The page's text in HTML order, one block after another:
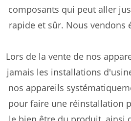
composants qui peut aller
rapide et sûr. Nous vendons
Lors de la vente de nos
jamais les installations
nos appareils
pour faire une réinstallation